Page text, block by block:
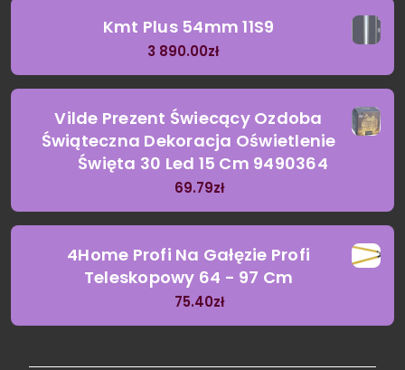
Kmt Plus 54mm 11S9
3 890.00zł
Vilde Prezent Świecący Ozdoba
Świąteczna Dekoracja Oświetlenie
Święta 30 Led 15 Cm 9490364
69.79zł
4Home Profi Na Gałęzie Profi
Teleskopowy 64 - 97 Cm
75.40zł